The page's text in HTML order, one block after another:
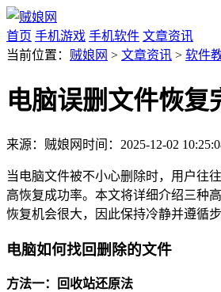
首页 手机游戏 手机软件 文章资讯
当前位置： 贼娘网 > 文章资讯 > 软件
电脑误删文件恢复
来源：贼娘网 时间：2025-12-02
当电脑文件被不小心删除时，用户往
高恢复成功率。本文将详细介绍三种
恢复机会很大，因此保持冷静并遵循步
电脑如何找回删除的文件
方法一：回收站还原法